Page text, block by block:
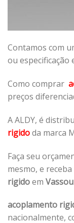
Contamos com
ou especificação
Como comprar
preços
A ALDY, é
rigidoda marca
Faça seu
mesmo, e
rigidoem
acoplamento
nacionalmente,